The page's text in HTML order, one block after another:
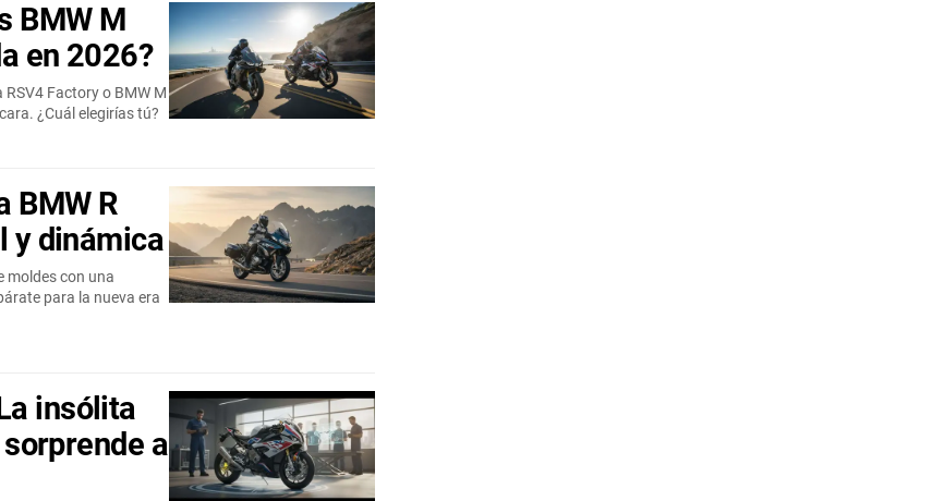
BMW M
en 2026?
Factory o BMW M
¿Cuál elegirías tú?
BMW R
y dinámica
moldes con una
para la nueva era
insólita
a